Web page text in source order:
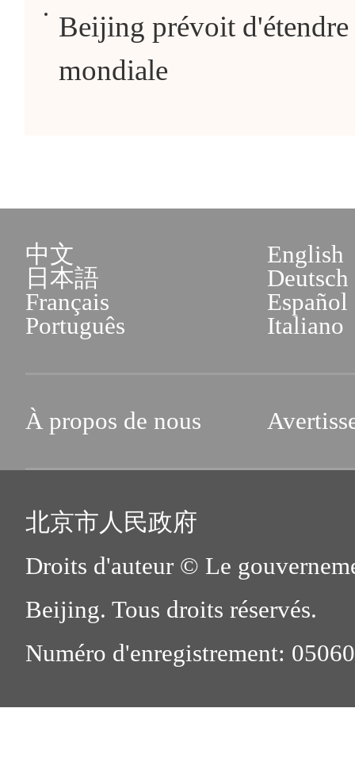
Beijing prévoit d'étendre
mondiale
中文
English
日本語
Deutsch
Français
Español
Português
Italiano
À propos de nous
北京市人民政府
Droits d'auteur © Le
Beijing. Tous droits réservés.
Numéro d'enregistrement: